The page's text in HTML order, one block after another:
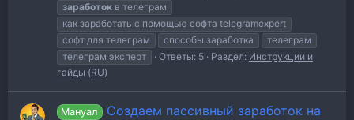
заработок в телеграм
как заработать с помощью софта telegramexpert
софт для телеграм
способы заработка
телеграм
телеграм эксперт
Ответы: 5 Раздел: Инструкции и
гайды (RU)
Мануал
Создаем пассивный заработок на